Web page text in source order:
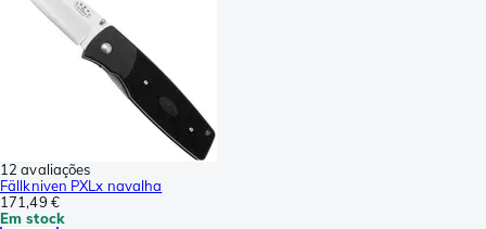
12 avaliações
Fällkniven PXLx navalha
171,49 €
Em stock